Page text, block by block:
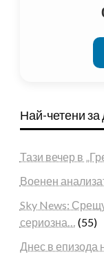
Най-четени за
Тази вечер в
Военен
Sky News:
сериозна… (55)
Днес в епизода